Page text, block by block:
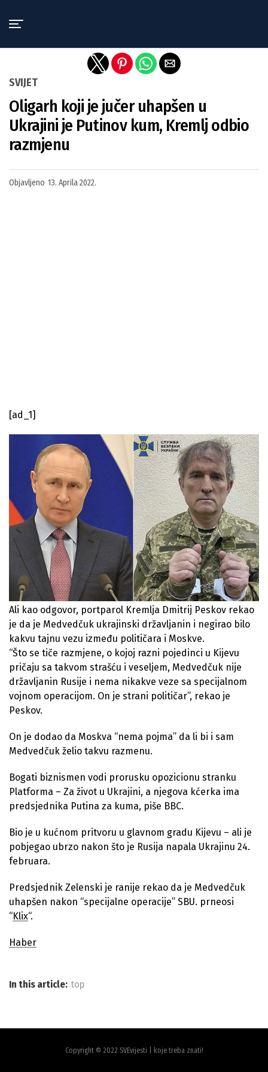
SVIJET
Oligarh koji je jučer uhapšen u
Ukrajini je Putinov kum, Kremlj odbio
razmjenu
Objavljeno 13. Aprila 2022.
[ad_1]
Ali kao odgovor, portparol Kremlja Dmitrij Peskov rekao
je da je Medvedčuk ukrajinski državljanin i negirao bilo
kakvu tajnu vezu između političara i Moskve.
“Što se tiče razmjene, o kojoj razni pojedinci u Kijevu
pričaju sa takvom strašću i veseljem, Medvedčuk nije
državljanin Rusije i nema nikakve veze sa specijalnom
vojnom operacijom. On je strani političar”, rekao je
Peskov.
On je dodao da Moskva “nema pojma” da li bi i sam
Medvedčuk želio takvu razmenu.
Bogati biznismen vodi prorusku opozicionu stranku
Platforma – Za život u Ukrajini, a njegova kćerka ima
predsjednika Putina za kuma, piše BBC.
Bio je u kućnom pritvoru u glavnom gradu Kijevu – ali je
pobjegao ubrzo nakon što je Rusija napala Ukrajinu 24.
februara.
Predsjednik Zelenski je ranije rekao da je Medvedčuk
uhapšen nakon “specijalne operacije” SBU. prneosi
“Klix“.
Haber
In this article: top
Copyright © 2022 SVEvijesti | koje treba znati!